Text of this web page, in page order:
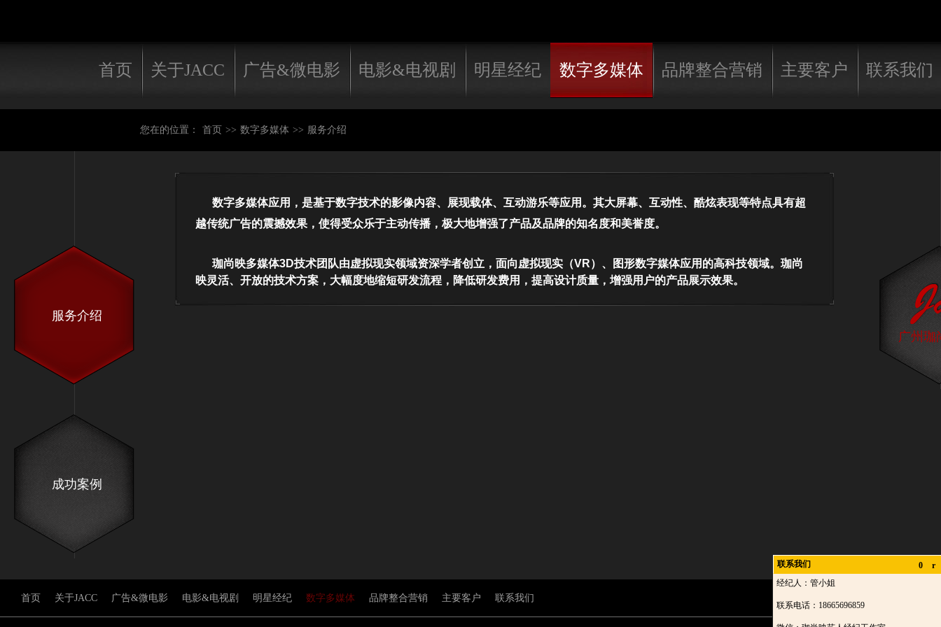
首页 关于JACC 广告&微电影 电影&电视剧 明星经纪 数字多媒体 品牌整合营销 主要客户 联系我们
您在的位置： 首页 >> 数字多媒体 >> 服务介绍
服务介绍
成功案例
数字多媒体应用，是基于数字技术的影像内容、展现载体、互动游乐等应用。其大屏幕、互动性、酷炫表现等特点具有超
越传统广告的震撼效果，使得受众乐于主动传播，极大地增强了产品及品牌的知名度和美誉度。
珈尚映多媒体3D技术团队由虚拟现实领域资深学者创立，面向虚拟现实（VR）、图形数字媒体应用的高科技领域。珈尚
映灵活、开放的技术方案，大幅度地缩短研发流程，降低研发费用，提高设计质量，增强用户的产品展示效果。
广州珈
首页 关于JACC 广告&微电影 电影&电视剧 明星经纪 数字多媒体 品牌整合营销 主要客户 联系我们
0 r
联系我们
经纪人：管小姐
联系电话：18665696859